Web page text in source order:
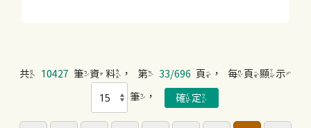
共 10427 筆資料，第 33/696 頁，每頁顯示
筆，